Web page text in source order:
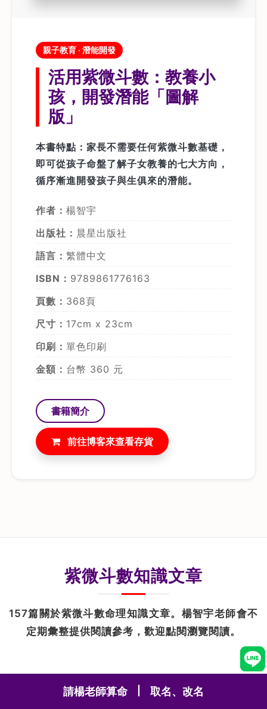
親子教育 · 潛能開發
活用紫微斗數：教養小
孩，開發潛能「圖解
版」
本書特點：家長不需要任何紫微斗數基礎，
即可從孩子命盤了解子女教養的七大方向，
循序漸進開發孩子與生俱來的潛能。
作者： 楊智宇
出版社： 晨星出版社
語言： 繁體中文
ISBN： 9789861776163
頁數： 368頁
尺寸： 17cm x 23cm
印刷： 單色印刷
金額： 台幣 360 元
書籍簡介
前往博客來查看存貨
紫微斗數知識文章
157篇關於紫微斗數命理知識文章。楊智宇老師會不
定期彙整提供閱讀參考，歡迎點閱瀏覽閱讀。
請楊老師算命 取名、改名